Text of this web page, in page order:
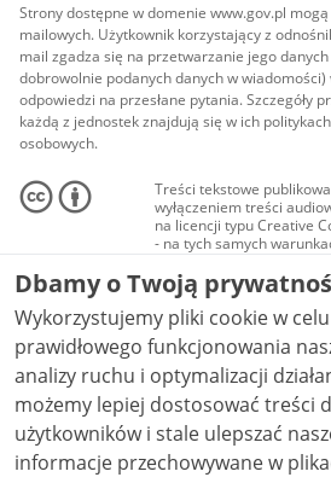
Strony dostępne w domenie www.gov.pl
mailowych. Użytkownik korzystający z
mail zgadza się na przetwarzanie jego
dobrowolnie podanych danych w wiadomości)
odpowiedzi na przesłane pytania. Szczegóły
każdą z jednostek znajdują się w ich
osobowych.
Treści tekstowe
wyłączeniem treści
na licencji typu Creative
- na tych samych
Materiały audiowizualne,
audio i wideo, są
Creative Commons:
niekomercyjne - bez
NC-ND 4.0), o ile nie jest
Dbamy o Twoją
Wykorzystujemy pliki cookie w
prawidłowego funkcjonowania
analizy ruchu i optymalizacji działania
możemy lepiej dostosować treści
użytkowników i stale ulepszać nasze usługi.
informacje przechowywane w